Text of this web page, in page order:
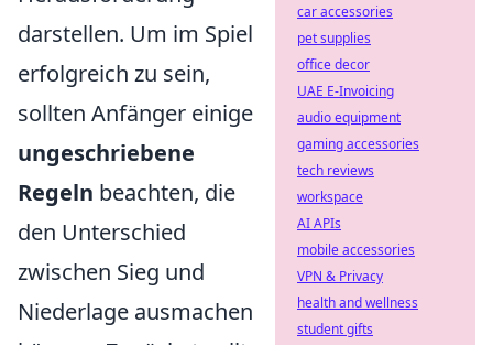
darstellen. Um im Spiel
erfolgreich zu sein,
sollten Anfänger einige
ungeschriebene
Regeln beachten, die
den Unterschied
zwischen Sieg und
Niederlage ausmachen
car accessories
pet supplies
office decor
UAE E-Invoicing
audio equipment
gaming accessories
tech reviews
workspace
AI APIs
mobile accessories
VPN & Privacy
health and wellness
student gifts